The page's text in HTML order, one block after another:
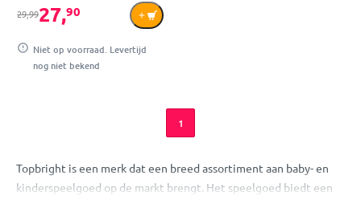
29,9927,90
Niet op voorraad. Levertijd
nog niet bekend
1
Topbright is een merk dat een breed assortiment aan baby- en
kinderspeelgoed op de markt brengt. Het speelgoed biedt een